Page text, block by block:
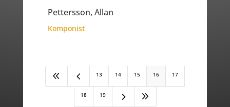
Pettersson, Allan
Komponist
8 4 13 14 15 16 17
18 19 5 9